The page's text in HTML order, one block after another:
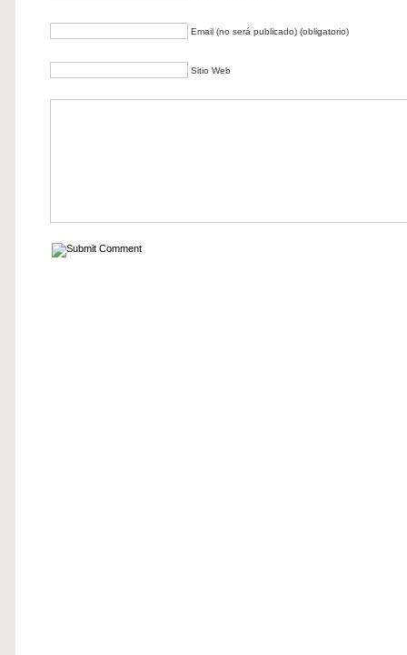
Email (no será publicado) (obligatorio)
Sitio Web